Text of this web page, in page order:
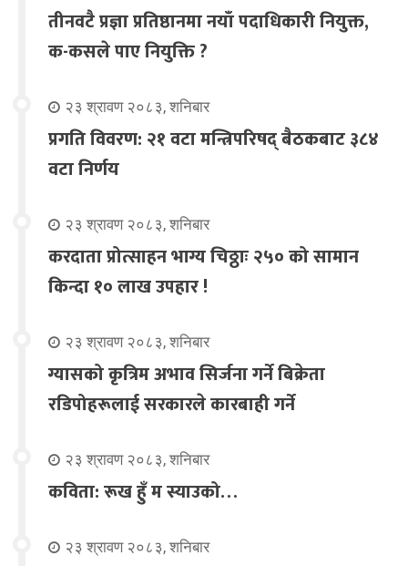
तीनवटै प्रज्ञा प्रतिष्ठानमा नयाँ पदाधिकारी नियुक्त,
क-कसले पाए नियुक्ति ?
२३ श्रावण २०८३, शनिबार
प्रगति विवरण: २१ वटा मन्त्रिपरिषद् बैठकबाट ३८४
वटा निर्णय
२३ श्रावण २०८३, शनिबार
करदाता प्रोत्साहन भाग्य चिठ्ठाः २५० को सामान
किन्दा १० लाख उपहार !
२३ श्रावण २०८३, शनिबार
ग्यासको कृत्रिम अभाव सिर्जना गर्ने बिक्रेता
रडिपोहरूलाई सरकारले कारबाही गर्ने
२३ श्रावण २०८३, शनिबार
कविता: रूख हुँ म स्याउको…
२३ श्रावण २०८३, शनिबार